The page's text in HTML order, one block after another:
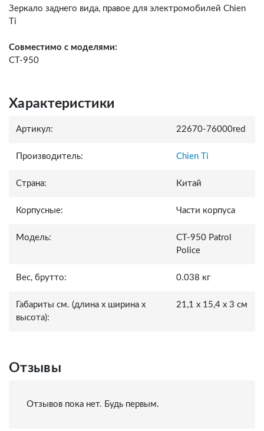
Зеркало заднего вида, правое для электромобилей Chien
Ti
Совместимо с моделями:
CT-950
Характеристики
Артикул: 22670-76000red
Производитель: Chien Ti
Страна: Китай
Корпусные: Части корпуса
Модель:
СТ-950 Patrol
Police
Вес, брутто: 0.038 кг
Габариты см. (длина x ширина x
высота):
21,1 x 15,4 x 3 см
Отзывы
Отзывов пока нет. Будь первым.